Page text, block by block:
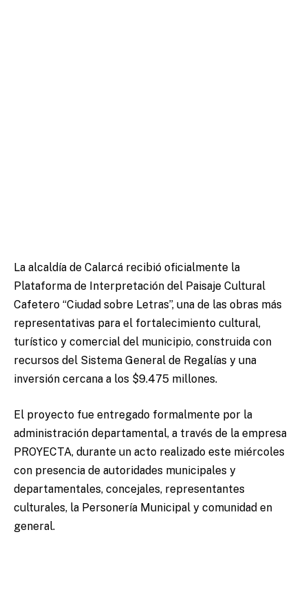
La alcaldía de Calarcá recibió oficialmente la
Plataforma de Interpretación del Paisaje Cultural
Cafetero “Ciudad sobre Letras”, una de las obras más
representativas para el fortalecimiento cultural,
turístico y comercial del municipio, construida con
recursos del Sistema General de Regalías y una
inversión cercana a los $9.475 millones.
El proyecto fue entregado formalmente por la
administración departamental, a través de la empresa
PROYECTA, durante un acto realizado este miércoles
con presencia de autoridades municipales y
departamentales, concejales, representantes
culturales, la Personería Municipal y comunidad en
general.